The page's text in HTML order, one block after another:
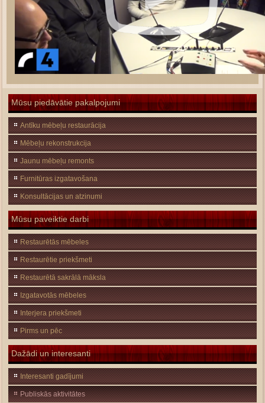
Mūsu piedāvātie pakalpojumi
Antīku mēbeļu restaurācija
Mēbeļu rekonstrukcija
Jaunu mēbeļu remonts
Furnitūras izgatavošana
Konsultācijas un atzinumi
Mūsu paveiktie darbi
Restaurētās mēbeles
Restaurētie priekšmeti
Restaurētā sakrālā māksla
Izgatavotās mēbeles
Interjera priekšmeti
Pirms un pēc
Dažādi un interesanti
Interesanti gadījumi
Publiskās aktivitātes